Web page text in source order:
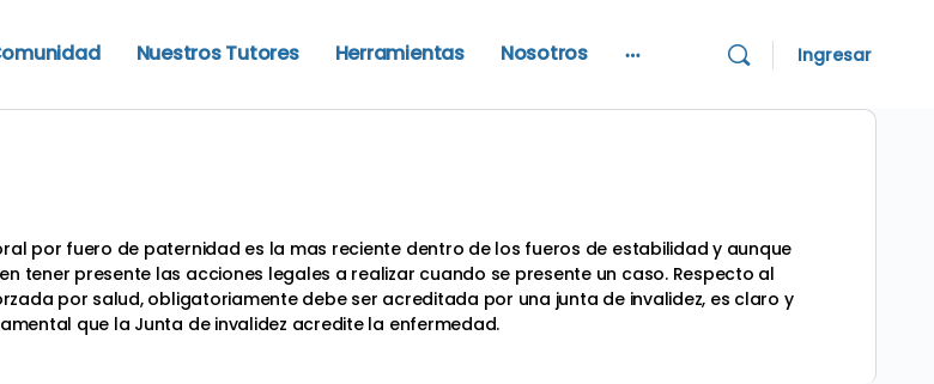
Nuestros Tutores Herramientas Nosotros Ingresar
por fuero de paternidad es la mas reciente dentro de los fueros de estabilidad y aunque
tener presente las acciones legales a realizar cuando se presente un caso. Respecto al
por salud,obligatoriamente debe ser acreditada por una junta de invalidez, es claro y
que la Junta de invalidez acredite la enfermedad.